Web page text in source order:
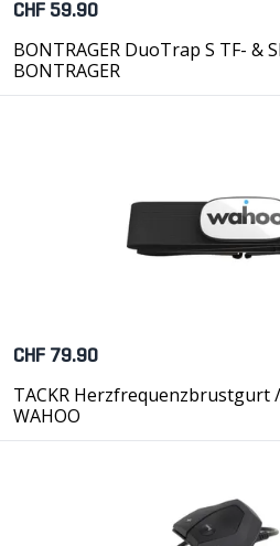
CHF 59.90
BONTRAGER DuoTrap S TF- &
BONTRAGER
CHF 79.90
TACKR Herzfrequenzbrustgurt
WAHOO